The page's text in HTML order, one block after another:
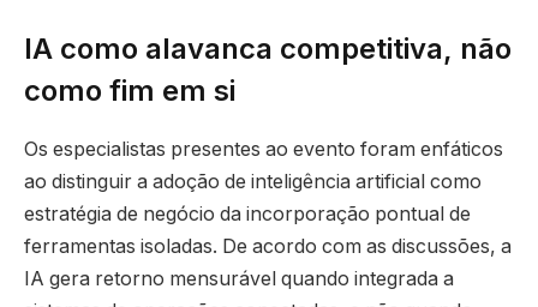
IA como alavanca competitiva, não
como fim em si
Os especialistas presentes ao evento foram enfáticos
ao distinguir a adoção de inteligência artificial como
estratégia de negócio da incorporação pontual de
ferramentas isoladas. De acordo com as discussões, a
IA gera retorno mensurável quando integrada a